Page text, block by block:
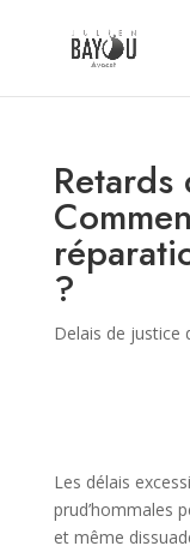
?
Delais de justice
Les délais
prud’hommales
et même